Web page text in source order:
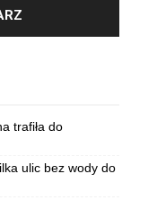
trafiła do
ulic bez wody do